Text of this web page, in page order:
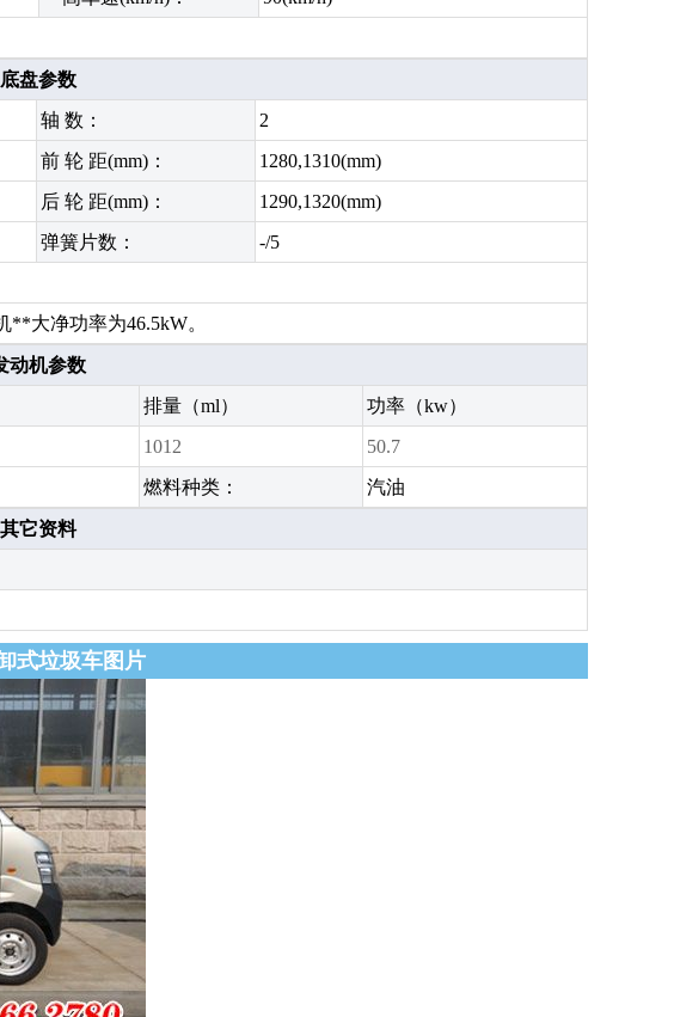
底盘参数
轴 数：
2
前 轮 距(mm)：
1280,1310(mm)
后 轮 距(mm)：
1290,1320(mm)
弹簧片数：
-/5
大净功率为46.5kW。
动机参数
排量（ml）
功率（kw）
1012
50.7
燃料种类： 汽油
其它资料
式垃圾车图片